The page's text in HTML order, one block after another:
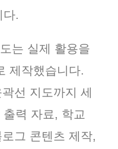
다.
는 실제 활용을
제작했습니다.
선 지도까지 세
력 자료, 학교
그 콘텐츠 제작,